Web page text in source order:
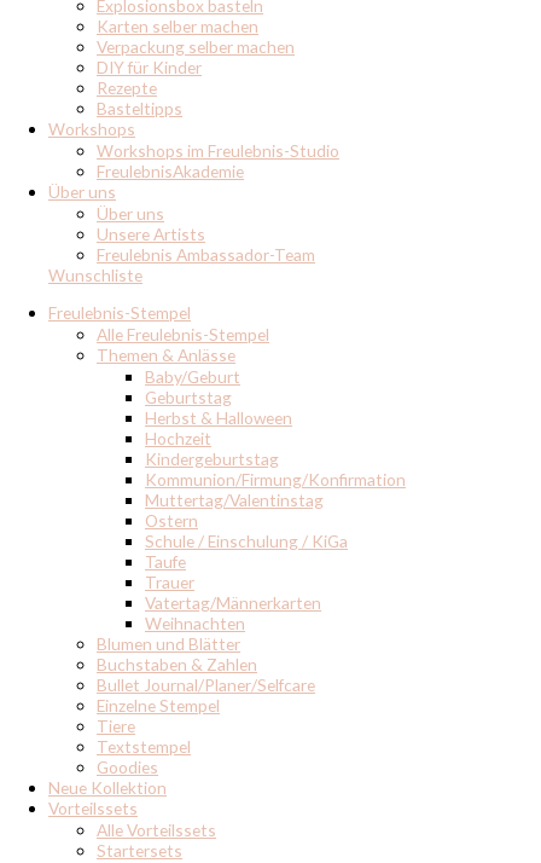
Explosionsbox basteln
Karten selber machen
Verpackung selber machen
DIY für Kinder
Rezepte
Basteltipps
Workshops
Workshops im Freulebnis-Studio
FreulebnisAkademie
Über uns
Über uns
Unsere Artists
Freulebnis Ambassador-Team
Wunschliste
Freulebnis-Stempel
Alle Freulebnis-Stempel
Themen & Anlässe
Baby/Geburt
Geburtstag
Herbst & Halloween
Hochzeit
Kindergeburtstag
Kommunion/Firmung/Konfirmation
Muttertag/Valentinstag
Ostern
Schule / Einschulung / KiGa
Taufe
Trauer
Vatertag/Männerkarten
Weihnachten
Blumen und Blätter
Buchstaben & Zahlen
Bullet Journal/Planer/Selfcare
Einzelne Stempel
Tiere
Textstempel
Goodies
Neue Kollektion
Vorteilssets
Alle Vorteilssets
Startersets